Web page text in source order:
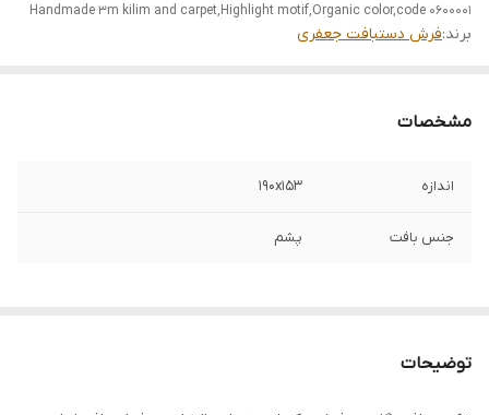
Handmade 3m kilim and carpet,Highlight motif,Organic color,code 0600001
برند:فرش دستبافت جعفری
مشخصات
اندازه 190x153
جنس بافت پشم
توضیحات